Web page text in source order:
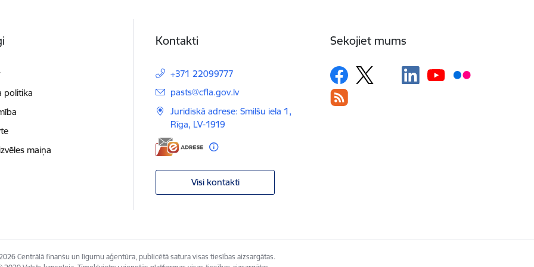
politika
maiņa
Kontakti
+371 22099777
E-pasts:
pasts@cfla.gov.lv
Juridiskā adrese: Smilšu iela 1,
Rīga, LV-1919
Visi kontakti
Sekojiet mums
Centrālā finanšu un līgumu aģentūra, publicētā satura visas tiesības aizsargātas.